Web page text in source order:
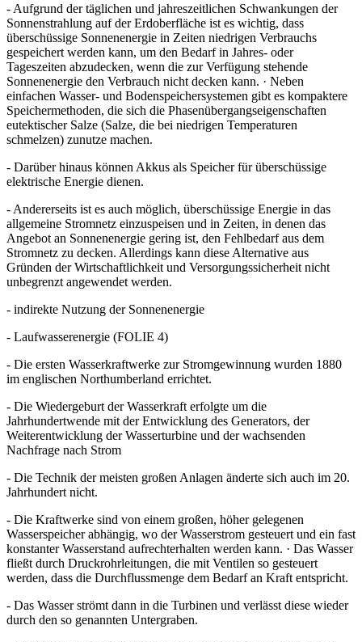
- Aufgrund der täglichen und jahreszeitlichen Schwankungen der
Sonnenstrahlung auf der Erdoberfläche ist es wichtig, dass
überschüssige Sonnenenergie in Zeiten niedrigen Verbrauchs
gespeichert werden kann, um den Bedarf in Jahres- oder
Tageszeiten abzudecken, wenn die zur Verfügung stehende
Sonnenenergie den Verbrauch nicht decken kann. · Neben
einfachen Wasser- und Bodenspeichersystemen gibt es kompaktere
Speichermethoden, die sich die Phasenübergangseigenschaften
eutektischer Salze (Salze, die bei niedrigen Temperaturen
schmelzen) zunutze machen.
- Darüber hinaus können Akkus als Speicher für überschüssige
elektrische Energie dienen.
- Andererseits ist es auch möglich, überschüssige Energie in das
allgemeine Stromnetz einzuspeisen und in Zeiten, in denen das
Angebot an Sonnenenergie gering ist, den Fehlbedarf aus dem
Stromnetz zu decken. Allerdings kann diese Alternative aus
Gründen der Wirtschaftlichkeit und Versorgungssicherheit nicht
unbegrenzt angewendet werden.
- indirekte Nutzung der Sonnenenergie
- Laufwasserenergie (FOLIE 4)
- Die ersten Wasserkraftwerke zur Stromgewinnung wurden 1880
im englischen Northumberland errichtet.
- Die Wiedergeburt der Wasserkraft erfolgte um die
Jahrhundertwende mit der Entwicklung des Generators, der
Weiterentwicklung der Wasserturbine und der wachsenden
Nachfrage nach Strom
- Die Technik der meisten großen Anlagen änderte sich auch im 20.
Jahrhundert nicht.
- Die Kraftwerke sind von einem großen, höher gelegenen
Wasserspeicher abhängig, wo der Wasserstrom gesteuert und ein fast
konstanter Wasserstand aufrechterhalten werden kann. · Das Wasser
fließt durch Druckrohrleitungen, die mit Ventilen so gesteuert
werden, dass die Durchflussmenge dem Bedarf an Kraft entspricht.
- Das Wasser strömt dann in die Turbinen und verlässt diese wieder
durch den so genannten Untergraben.